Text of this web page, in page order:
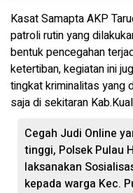
Kasat Samapta AKP
patroli rutin yang
bentuk pencegahan
ketertiban, kegiatan ini
tingkat kriminalitas yang
saja di sekitaran
Cegah Judi Online
tinggi, Polsek Pulau
laksanakan
kepada warga Kec.